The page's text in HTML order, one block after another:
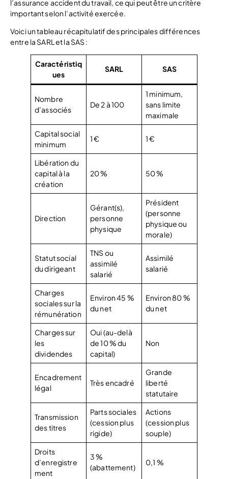
l’assurance accident du travail, ce qui peut être un critère
important selon l’activité exercée.
Voici un tableau récapitulatif des principales différences
entre la SARL et la SAS :
Caractéristiq
ues
SARL SAS
Nombre
d’associés
De 2 à 100
1 minimum,
sans limite
maximale
Capital social
minimum
1 € 1 €
Libération du
capital à la
création
20 % 50 %
Direction
Gérant(s),
personne
physique
Président
(personne
physique ou
morale)
Statut social
du dirigeant
TNS ou
assimilé
salarié
Assimilé
salarié
Charges
sociales sur la
rémunération
Environ 45 %
du net
Environ 80 %
du net
Charges sur
les
dividendes
Oui (au-delà
de 10 % du
capital)
Non
Encadrement
légal
Très encadré
Grande
liberté
statutaire
Transmission
des titres
Parts sociales
(cession plus
rigide)
Actions
(cession plus
souple)
Droits
d’enregistre
ment
3 %
(abattement)
0,1 %